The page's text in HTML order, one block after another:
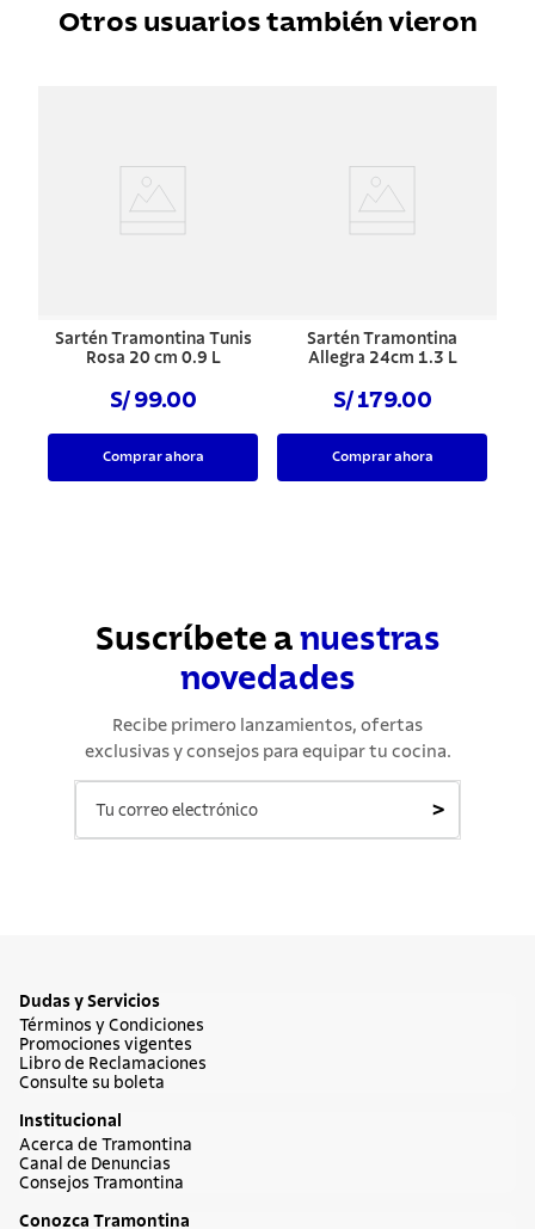
Otros usuarios también vieron
Sartén Tramontina Tunis
Rosa 20 cm 0.9 L
S/ 99.00
Comprar ahora
Sartén Tramontina
Allegra 24cm 1.3 L
S/ 179.00
Comprar ahora
Suscríbete a nuestras
novedades
Recibe primero lanzamientos, ofertas
exclusivas y consejos para equipar tu cocina.
>
Dudas y Servicios
Términos y Condiciones
Promociones vigentes
Libro de Reclamaciones
Consulte su boleta
Institucional
Acerca de Tramontina
Canal de Denuncias
Consejos Tramontina
Conozca Tramontina